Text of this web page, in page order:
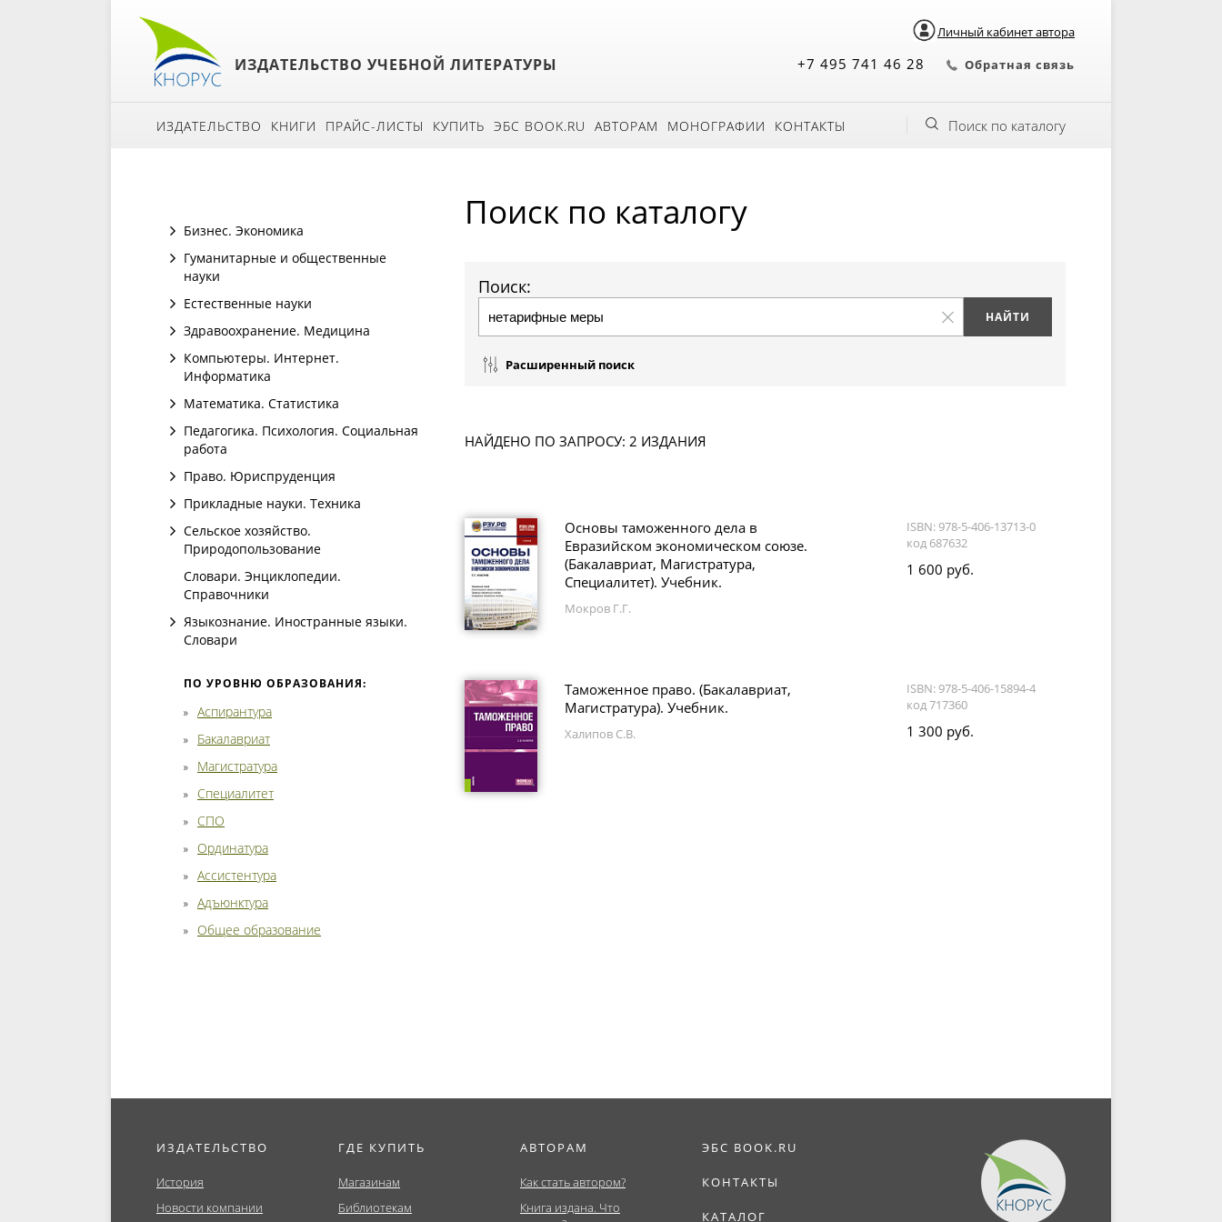
Личный кабинет автора
ИЗДАТЕЛЬСТВО УЧЕБНОЙ ЛИТЕРАТУРЫ +7 495 741 46 28 Обратная связь
ИЗДАТЕЛЬСТВО КНИГИ ПРАЙС-ЛИСТЫ КУПИТЬ ЭБС BOOK.RU АВТОРАМ МОНОГРАФИИ КОНТАКТЫ Поиск по каталогу
Бизнес. Экономика
Гуманитарные и общественные
науки
Естественные науки
Здравоохранение. Медицина
Компьютеры. Интернет.
Информатика
Математика. Статистика
Педагогика. Психология. Социальная
работа
Право. Юриспруденция
Прикладные науки. Техника
Сельское хозяйство.
Природопользование
Словари. Энциклопедии.
Справочники
Языкознание. Иностранные языки.
Словари
ПО УРОВНЮ ОБРАЗОВАНИЯ:
Аспирантура
Бакалавриат
Магистратура
Специалитет
СПО
Ординатура
Ассистентура
Адъюнктура
Общее образование
Поиск по каталогу
Поиск:
Расширенный поиск
НАЙДЕНО ПО ЗАПРОСУ: 2 ИЗДАНИЯ
Основы таможенного дела в
Евразийском экономическом союзе.
(Бакалавриат, Магистратура,
Специалитет). Учебник.
Мокров Г.Г.
ISBN: 978-5-406-13713-0
код 687632
1 600 руб.
Таможенное право. (Бакалавриат,
Магистратура). Учебник.
Халипов С.В.
ISBN: 978-5-406-15894-4
код 717360
1 300 руб.
ИЗДАТЕЛЬСТВО
История
Новости компании
ГДЕ КУПИТЬ
Магазинам
Библиотекам
АВТОРАМ
Как стать автором?
Книга издана. Что
ЭБС BOOK.RU
КОНТАКТЫ
КАТАЛОГ